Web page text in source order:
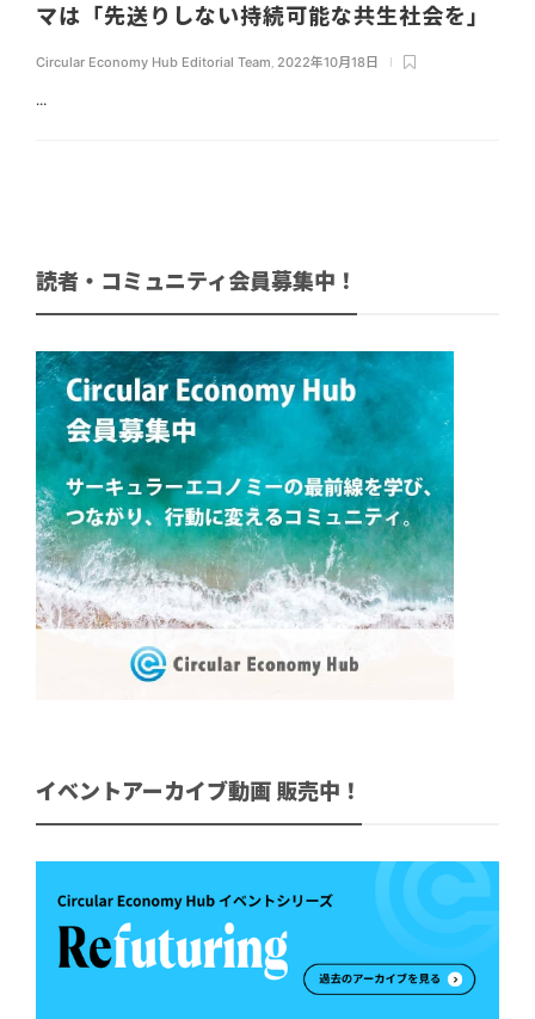
マは「先送りしない持続可能な共生社会を」
Circular Economy Hub Editorial Team, 2022年10月18日
...
読者・コミュニティ会員募集中！
イベントアーカイブ動画 販売中！